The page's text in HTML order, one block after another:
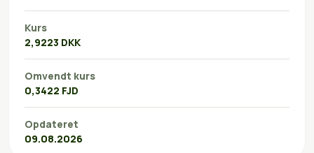
Kurs
2,9223 DKK
Omvendt kurs
0,3422 FJD
Opdateret
09.08.2026